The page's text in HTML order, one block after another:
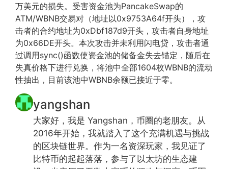
万美元的损失。受害资金池为PancakeSwap的
ATM/WBNB交易对（地址以0x9753A64f开头），攻
击者的合约地址为0xDbf187d9开头，攻击者自身地址
为0x66DE开头。本次攻击并未利用闪电贷，攻击者通
过调用sync()函数使资金池的储备金失去锚定，随后在
失真价格下进行兑换，将池中全部1604枚WBNB的流动
性抽出，目前该池中WBNB余额已接近于零。
yangshan
大家好，我是 Yangshan，币圈的老朋友。从
2016年开始，我就踏入了这个充满机遇与挑战
的区块链世界。作为一名资深玩家，我见证了
比特币的起起落落，参与了以太坊的生态建